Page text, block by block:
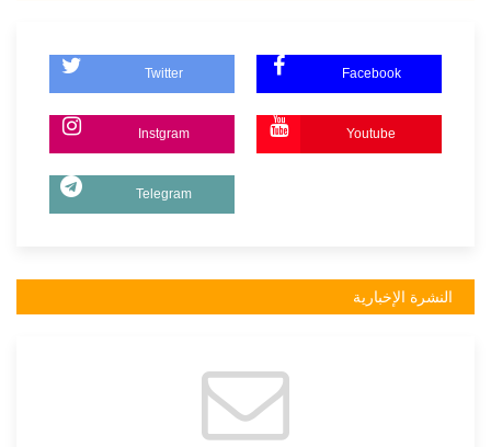
Twitter Facebook
Instgram Youtube
Telegram
النشرة الإخبارية